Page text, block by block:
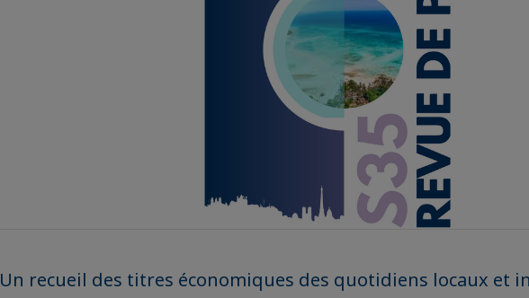
Un recueil des titres économiques des quotidiens locaux et